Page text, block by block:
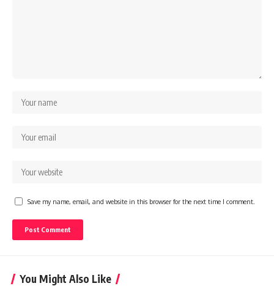
Save my name, email, and website in this browser for the next time I comment.
You Might Also Like